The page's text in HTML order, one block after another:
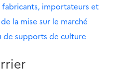
fabricants, importateurs et
la mise sur le marché
de supports de culture